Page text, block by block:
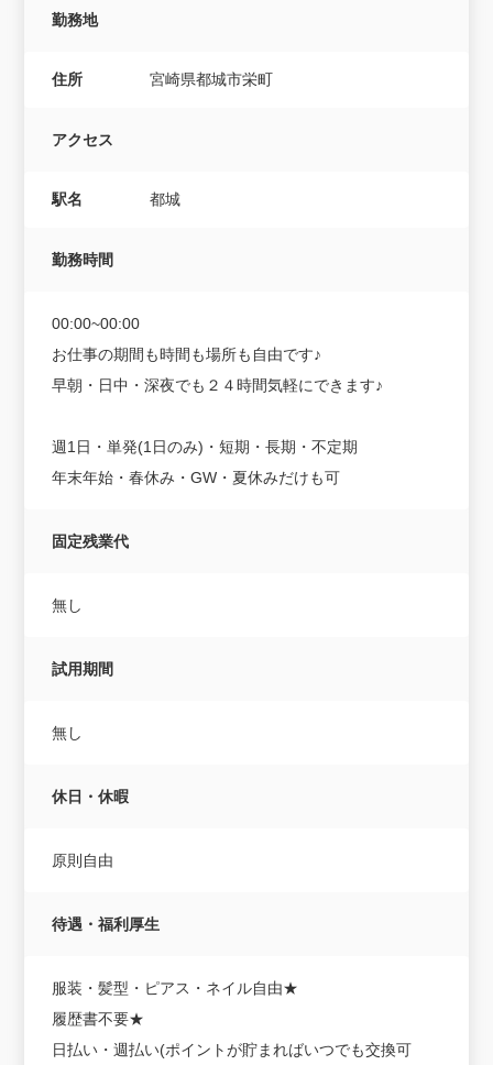
勤務地
住所 宮崎県都城市栄町
アクセス
駅名 都城
勤務時間
00:00~00:00
お仕事の期間も時間も場所も自由です♪
早朝・日中・深夜でも２４時間気軽にできます♪
週1日・単発(1日のみ)・短期・長期・不定期
年末年始・春休み・GW・夏休みだけも可
固定残業代
無し
試用期間
無し
休日・休暇
原則自由
待遇・福利厚生
服装・髪型・ピアス・ネイル自由★
履歴書不要★
日払い・週払い(ポイントが貯まればいつでも交換可